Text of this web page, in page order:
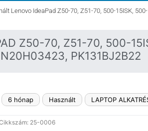
Lenovo IdeaPad Z50-70, Z51-70, 500-15ISK,
Z50-70, Z51-70, 500-
PK131BJ2B22
6 hónap Használt LAPTOP
25-0006